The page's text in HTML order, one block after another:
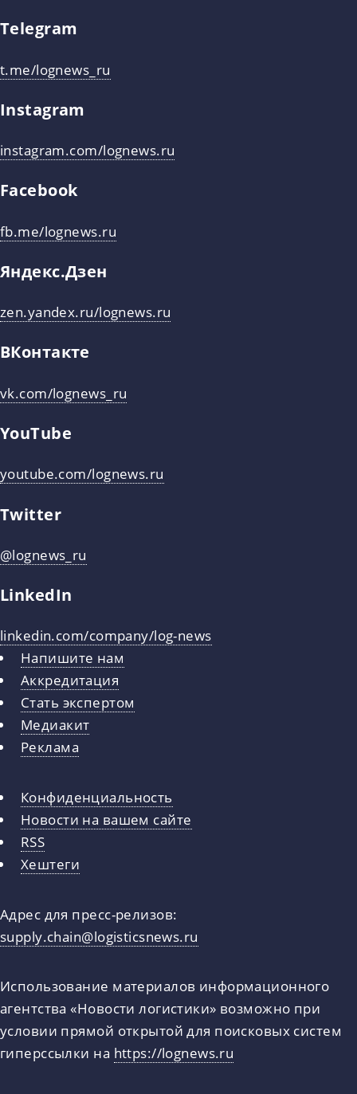
Telegram
t.me/lognews_ru
Instagram
instagram.com/lognews.ru
Facebook
fb.me/lognews.ru
Яндекс.Дзен
zen.yandex.ru/lognews.ru
ВКонтакте
vk.com/lognews_ru
YouTube
youtube.com/lognews.ru
Twitter
@lognews_ru
LinkedIn
linkedin.com/company/log-news
Напишите нам
Аккредитация
Стать экспертом
Медиакит
Реклама
Конфиденциальность
Новости на вашем сайте
RSS
Хештеги
Адрес для пресс-релизов:
supply.chain@logisticsnews.ru
Использование материалов информационного
агентства «Новости логистики» возможно при
условии прямой открытой для поисковых систем
гиперссылки на https://lognews.ru